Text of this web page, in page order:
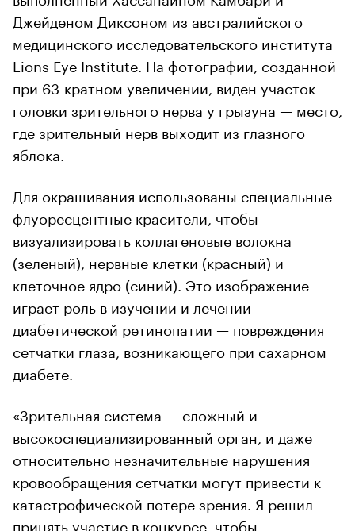
Джейденом Диксоном из австралийского
медицинского исследовательского института
Lions Eye Institute. На фотографии, созданной
при 63-кратном увеличении, виден участок
головки зрительного нерва у грызуна — место,
где зрительный нерв выходит из глазного
яблока.
Для окрашивания использованы специальные
флуоресцентные красители, чтобы
визуализировать коллагеновые волокна
(зеленый), нервные клетки (красный) и
клеточное ядро (синий). Это изображение
играет роль в изучении и лечении
диабетической ретинопатии — повреждения
сетчатки глаза, возникающего при сахарном
диабете.
«Зрительная система — сложный и
высокоспециализированный орган, и даже
относительно незначительные нарушения
кровообращения сетчатки могут привести к
катастрофической потере зрения. Я решил
принять участие в конкурсе, чтобы